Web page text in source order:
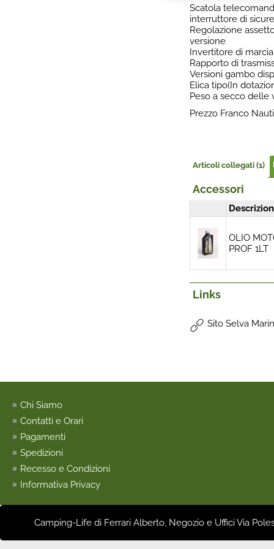
Scatola
interruttore di
Regolazione
versione
Invertitore di
Rapporto di
Versioni gambo
Elica tipo(In
Peso a secco delle
Prezzo Franco
Articoli collegati (1)
Accessori
OLIO
PROF 1LT
Links
Sito Selva
Chi Siamo
Contatti e Orari
Pagamenti
Spedizioni
Recesso e Condizioni
Informativa Privacy
Camping-Life di Ferrari Alberto, Negozio e Uffici Via